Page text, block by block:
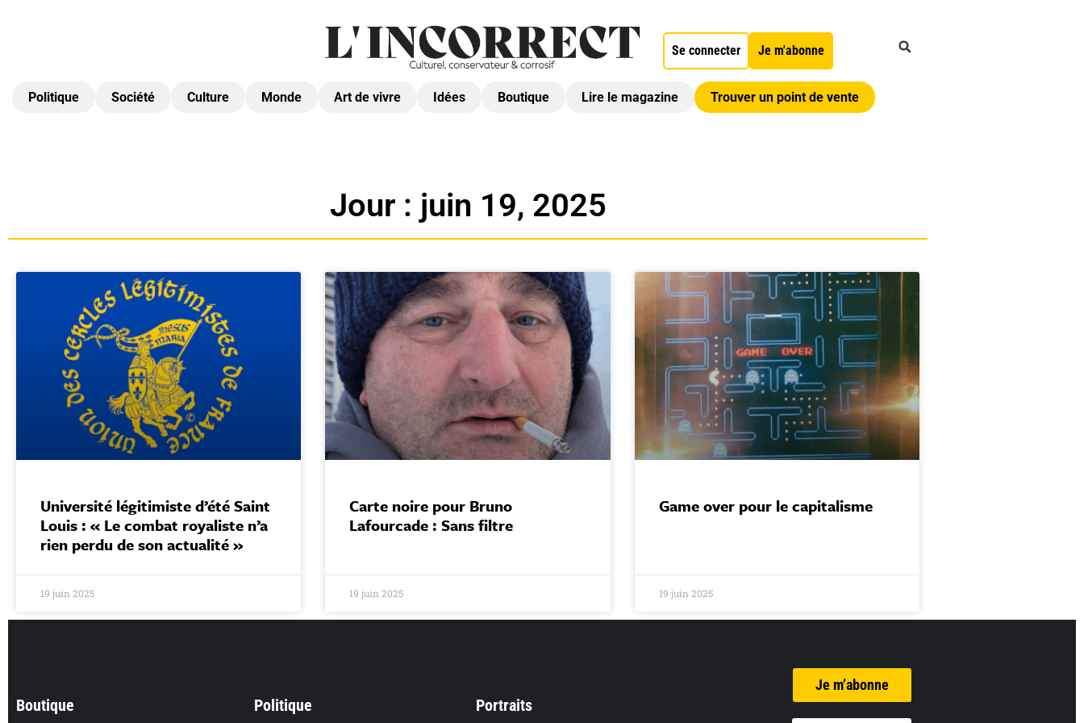
Se connecter Je m'abonne
Politique Société Culture Monde Art de vivre Idées Boutique Lire le magazine Trouver un point de vente
Jour : juin 19, 2025
Université légitimiste d’été Saint
Louis : « Le combat royaliste n’a
rien perdu de son actualité »
19 juin 2025
Carte noire pour Bruno
Lafourcade : Sans filtre
19 juin 2025
Game over pour le capitalisme
19 juin 2025
Boutique Politique Portraits
Je m’abonne